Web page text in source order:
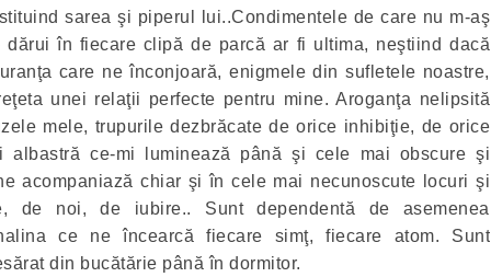
sarea şi piperul lui..Condimentele de care nu m-aş
în fiecare clipă de parcă ar fi ultima, neştiind dacă
care ne înconjoară, enigmele din sufletele noastre,
unei relaţii perfecte pentru mine. Aroganţa nelipsită
mele, trupurile dezbrăcate de orice inhibiţie, de orice
ce-mi luminează până şi cele mai obscure şi
acompaniază chiar şi în cele mai necunoscute locuri şi
de noi, de iubire.. Sunt dependentă de asemenea
ce ne încearcă fiecare simţ, fiecare atom. Sunt
din bucătărie până în dormitor.